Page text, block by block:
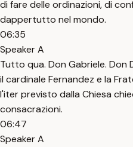
di fare delle ordinazioni, di
dappertutto nel mondo.
06:35
Speaker A
Tutto qua. Don Gabriele. Don
il cardinale Fernandez e la
l'iter previsto dalla Chiesa
consacrazioni.
06:47
Speaker A